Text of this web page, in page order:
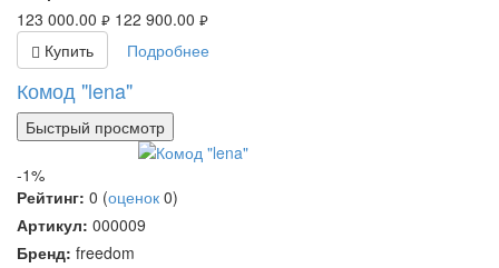
123 000.00 руб. 122 900.00 руб.
Купить Подробнее
Комод "lena"
Быстрый просмотр
-1%
Рейтинг: 0 (оценок 0)
Артикул: 000009
Бренд: freedom